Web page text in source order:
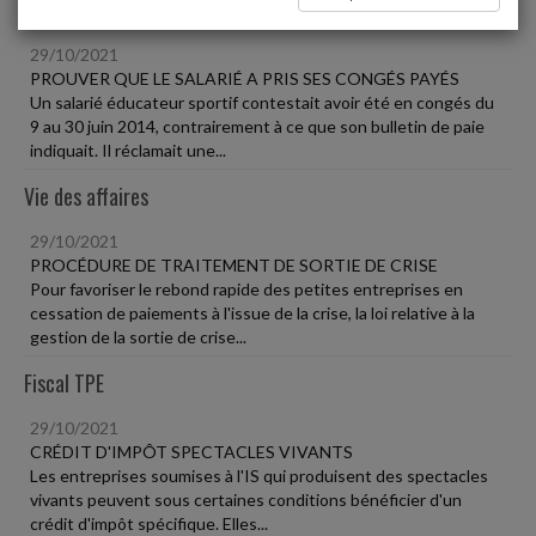
29/10/2021
PROUVER QUE LE SALARIÉ A PRIS SES CONGÉS PAYÉS
Un salarié éducateur sportif contestait avoir été en congés du
9 au 30 juin 2014, contrairement à ce que son bulletin de paie
indiquait. Il réclamait une...
Vie des affaires
29/10/2021
PROCÉDURE DE TRAITEMENT DE SORTIE DE CRISE
Pour favoriser le rebond rapide des petites entreprises en
cessation de paiements à l'issue de la crise, la loi relative à la
gestion de la sortie de crise...
Fiscal TPE
29/10/2021
CRÉDIT D'IMPÔT SPECTACLES VIVANTS
Les entreprises soumises à l'IS qui produisent des spectacles
vivants peuvent sous certaines conditions bénéficier d'un
crédit d'impôt spécifique. Elles...